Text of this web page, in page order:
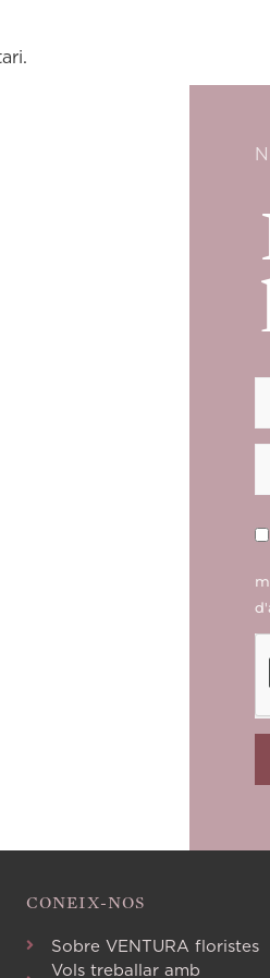
CONEIX-NOS
Sobre VENTURA floristes
Vols treballar amb